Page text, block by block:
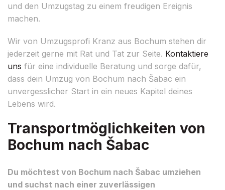
und den Umzugstag zu einem freudigen Ereignis
machen.
Wir von Umzugsprofi Kranz aus Bochum stehen dir
jederzeit gerne mit Rat und Tat zur Seite. Kontaktiere
uns für eine individuelle Beratung und sorge dafür,
dass dein Umzug von Bochum nach Šabac ein
unvergesslicher Start in ein neues Kapitel deines
Lebens wird.
Transportmöglichkeiten von
Bochum nach Šabac
Du möchtest von Bochum nach Šabac umziehen
und suchst nach einer zuverlässigen